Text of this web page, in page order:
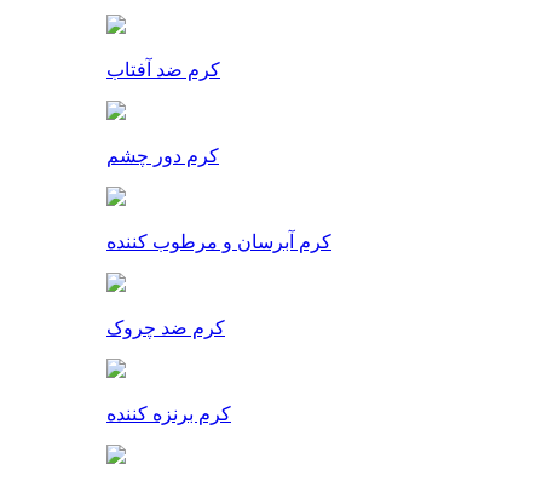
کرم ضد آفتاب
کرم دور چشم
کرم آبرسان و مرطوب کننده
کرم ضد چروک
کرم برنزه کننده